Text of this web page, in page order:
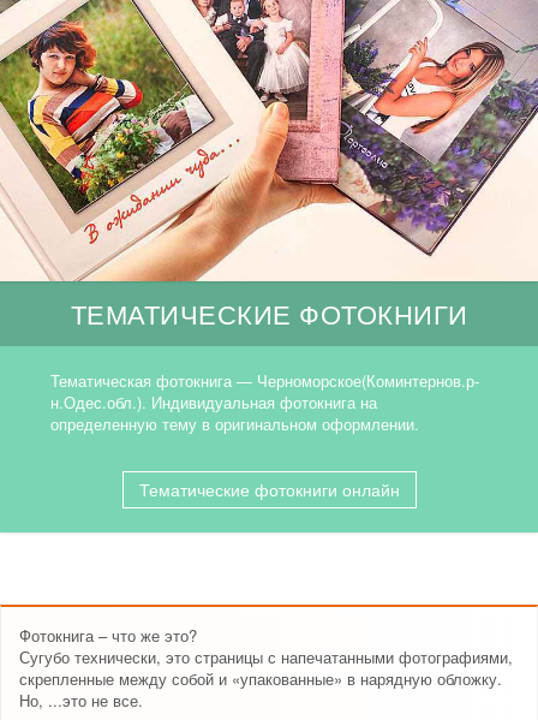
ТЕМАТИЧЕСКИЕ ФОТОКНИГИ
Тематическая фотокнига — Черноморское(Коминтернов.р-
н.Одес.обл.). Индивидуальная фотокнига на
определенную тему в оригинальном оформлении.
Тематические фотокниги онлайн
Фотокнига – что же это?
Сугубо технически, это страницы с напечатанными фотографиями,
скрепленные между собой и «упакованные» в нарядную обложку.
Но, ...это не все.